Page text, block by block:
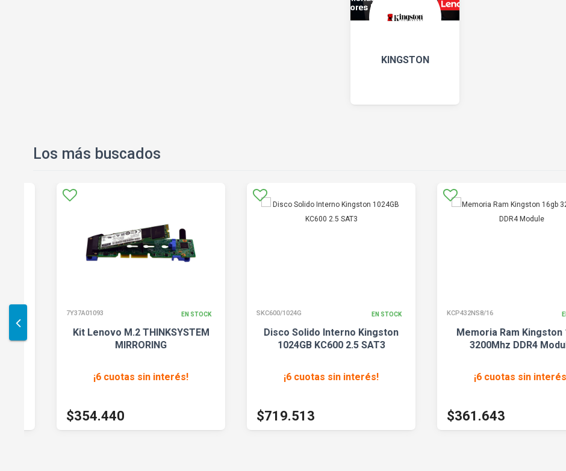
KINGSTON
Los más buscados
7Y37A01093 EN STOCK
Kit Lenovo M.2 THINKSYSTEM
MIRRORING
¡6 cuotas sin interés!
$354.440
SKC600/1024G EN STOCK
Disco Solido Interno Kingston
1024GB KC600 2.5 SAT3
¡6 cuotas sin interés!
$719.513
KCP432NS8/16 EN STOCK
Memoria Ram Kingston 16gb
3200Mhz DDR4 Module
¡6 cuotas sin interés!
$361.643